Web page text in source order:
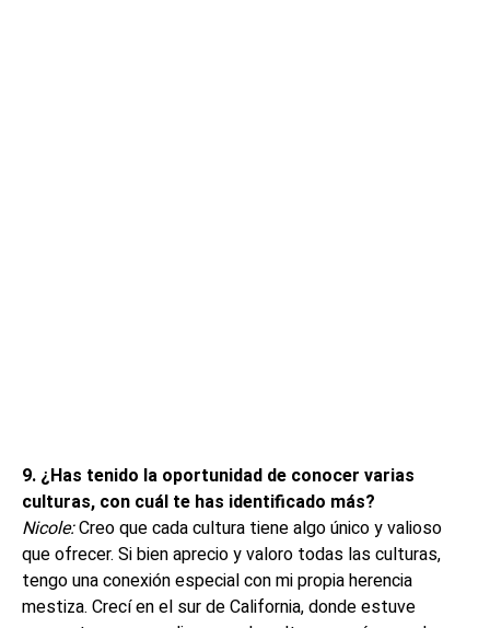
9. ¿Has tenido la oportunidad de conocer varias
culturas, con cuál te has identificado más?
Nicole:Creo que cada cultura tiene algo único y valioso
que ofrecer. Si bien aprecio y valoro todas las culturas,
tengo una conexión especial con mi propia herencia
mestiza. Crecí en el sur de California, donde estuve